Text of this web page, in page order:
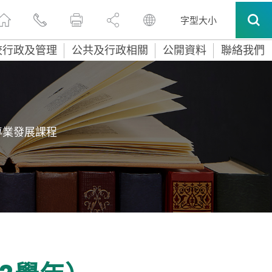
字型大小
政及管理 公共及行政相關 公開資料 聯絡我們
發展課程